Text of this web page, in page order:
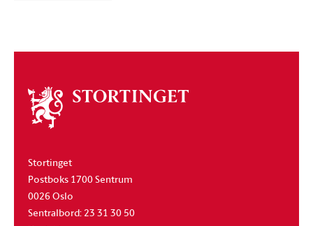
Om
stortinget
Stortinget
Postboks 1700 Sentrum
0026 Oslo
Sentralbord: 23 31 30 50